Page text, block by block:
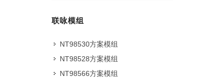
联咏模组
NT98530方案模组
NT98528方案模组
NT98566方案模组